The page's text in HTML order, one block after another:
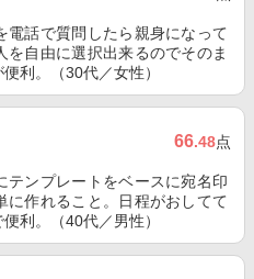
電話で質問したら親身になって
自由に選択出来るのでそのま
利。（30代／女性）
66.48点
テンプレートをベースに宛名印
に作れること。日程がおしてて
利。（40代／男性）